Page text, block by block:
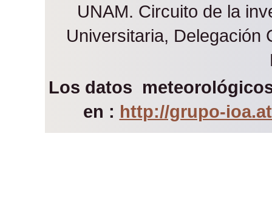
UNAM. Circuito de la
Universitaria, Delegación
Los datos
en : http://grupo-